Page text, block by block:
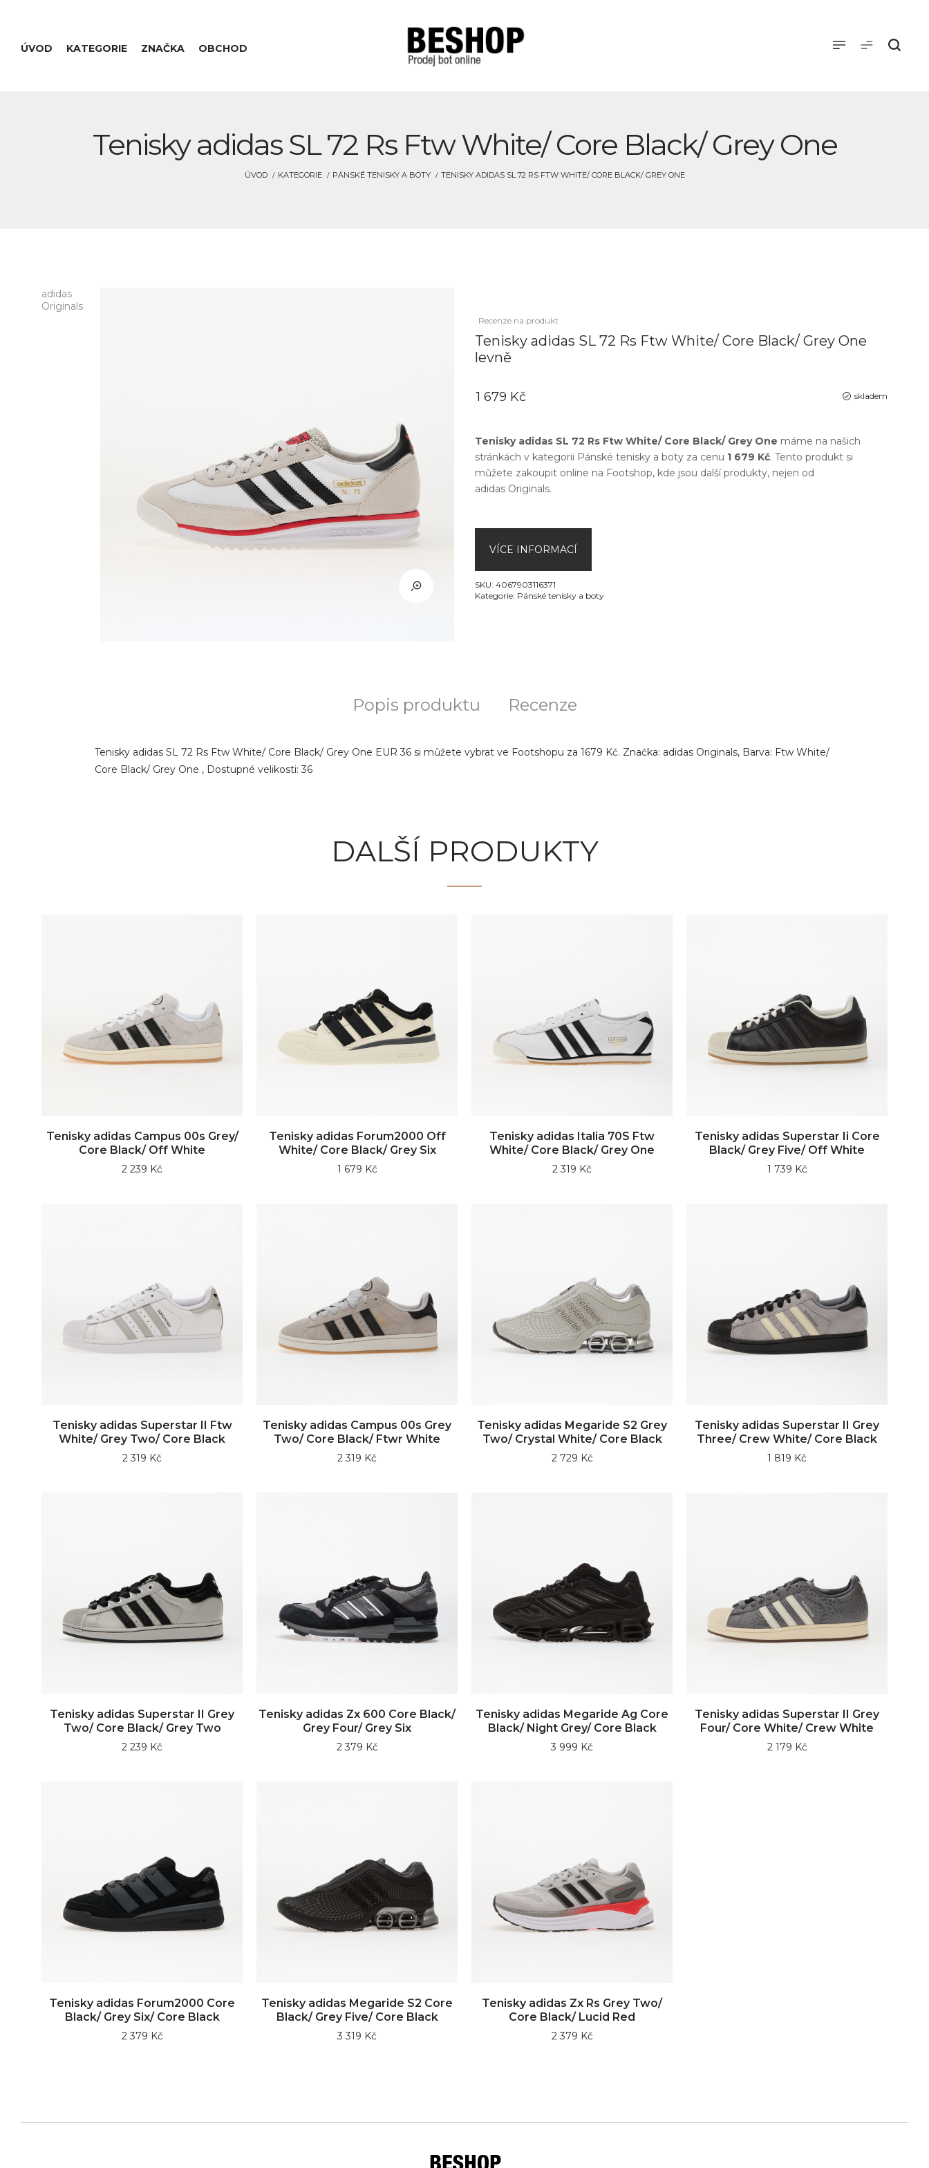
ÚVOD KATEGORIE ZNAČKA OBCHOD
Tenisky adidas SL 72 Rs Ftw White/ Core Black/ Grey One
ÚVOD KATEGORIE PÁNSKÉ TENISKY A BOTY TENISKY ADIDAS SL 72 RS FTW WHITE/ CORE BLACK/ GREY ONE
adidas
Originals
Recenze na produkt
Tenisky adidas SL 72 Rs Ftw White/ Core Black/ Grey One
levně
skladem
1 679 Kč
Tenisky adidas SL 72 Rs Ftw White/ Core Black/ Grey One máme na našich
stránkách v kategorii Pánské tenisky a boty za cenu 1 679 Kč. Tento produkt si
můžete zakoupit online na Footshop, kde jsou další produkty, nejen od
adidas Originals.
VÍCE INFORMACÍ
SKU: 4067903116371
Kategorie: Pánské tenisky a boty
Popis produktu Recenze
Tenisky adidas SL 72 Rs Ftw White/ Core Black/ Grey One EUR 36 si můžete vybrat ve Footshopu za 1679 Kč. Značka: adidas Originals, Barva: Ftw White/
Core Black/ Grey One , Dostupné velikosti: 36
DALŠÍ PRODUKTY
Tenisky adidas Campus 00s Grey/
Core Black/ Off White
2 239 Kč
Tenisky adidas Forum2000 Off
White/ Core Black/ Grey Six
1 679 Kč
Tenisky adidas Italia 70S Ftw
White/ Core Black/ Grey One
2 319 Kč
Tenisky adidas Superstar Ii Core
Black/ Grey Five/ Off White
1 739 Kč
Tenisky adidas Superstar II Ftw
White/ Grey Two/ Core Black
2 319 Kč
Tenisky adidas Campus 00s Grey
Two/ Core Black/ Ftwr White
2 319 Kč
Tenisky adidas Megaride S2 Grey
Two/ Crystal White/ Core Black
2 729 Kč
Tenisky adidas Superstar II Grey
Three/ Crew White/ Core Black
1 819 Kč
Tenisky adidas Superstar II Grey
Two/ Core Black/ Grey Two
2 239 Kč
Tenisky adidas Zx 600 Core Black/
Grey Four/ Grey Six
2 379 Kč
Tenisky adidas Megaride Ag Core
Black/ Night Grey/ Core Black
3 999 Kč
Tenisky adidas Superstar II Grey
Four/ Core White/ Crew White
2 179 Kč
Tenisky adidas Forum2000 Core
Black/ Grey Six/ Core Black
2 379 Kč
Tenisky adidas Megaride S2 Core
Black/ Grey Five/ Core Black
3 319 Kč
Tenisky adidas Zx Rs Grey Two/
Core Black/ Lucid Red
2 379 Kč